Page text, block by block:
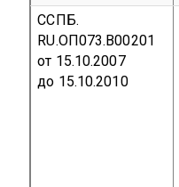
ССПБ.
RU.ОП073.В00201
от 15.10.2007
до 15.10.2010